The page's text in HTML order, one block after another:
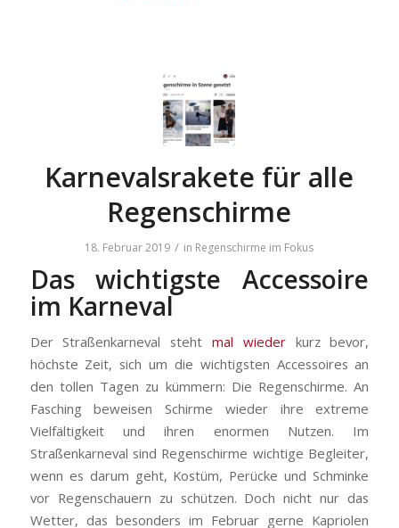
Karnevalsrakete für alle
Regenschirme
18. Februar 2019 / in Regenschirme im Fokus
Das wichtigste Accessoire
im Karneval
Der Straßenkarneval steht mal wiederkurz bevor,
höchste Zeit, sich um die wichtigsten Accessoires an
den tollen Tagen zu kümmern: Die Regenschirme. An
Fasching beweisen Schirme wieder ihre extreme
Vielfältigkeit und ihren enormen Nutzen. Im
Straßenkarneval sind Regenschirme wichtige Begleiter,
wenn es darum geht, Kostüm, Perücke und Schminke
vor Regenschauern zu schützen. Doch nicht nur das
Wetter, das besonders im Februar gerne Kapriolen